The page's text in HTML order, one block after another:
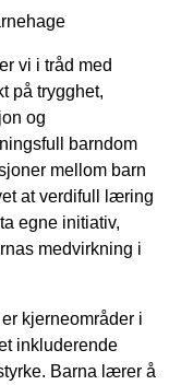
vi i tråd med
på trygghet,
og
barndom
mellom barn
at verdifull læring
egne initiativ,
medvirkning i
kjerneområder i
inkluderende
Barna lærer å